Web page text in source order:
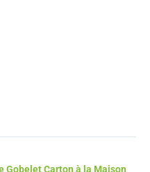
Gobelet Carton à la Maison